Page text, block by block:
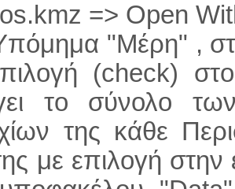
=> Open
"Μέρη" ,
(check)
το σύνολο
της κάθε
με επιλογή στην